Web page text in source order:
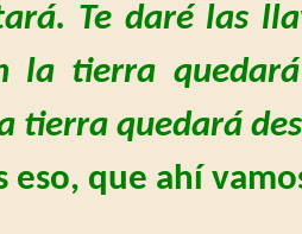
Te daré las
la tierra
tierra quedará
eso, que ahí